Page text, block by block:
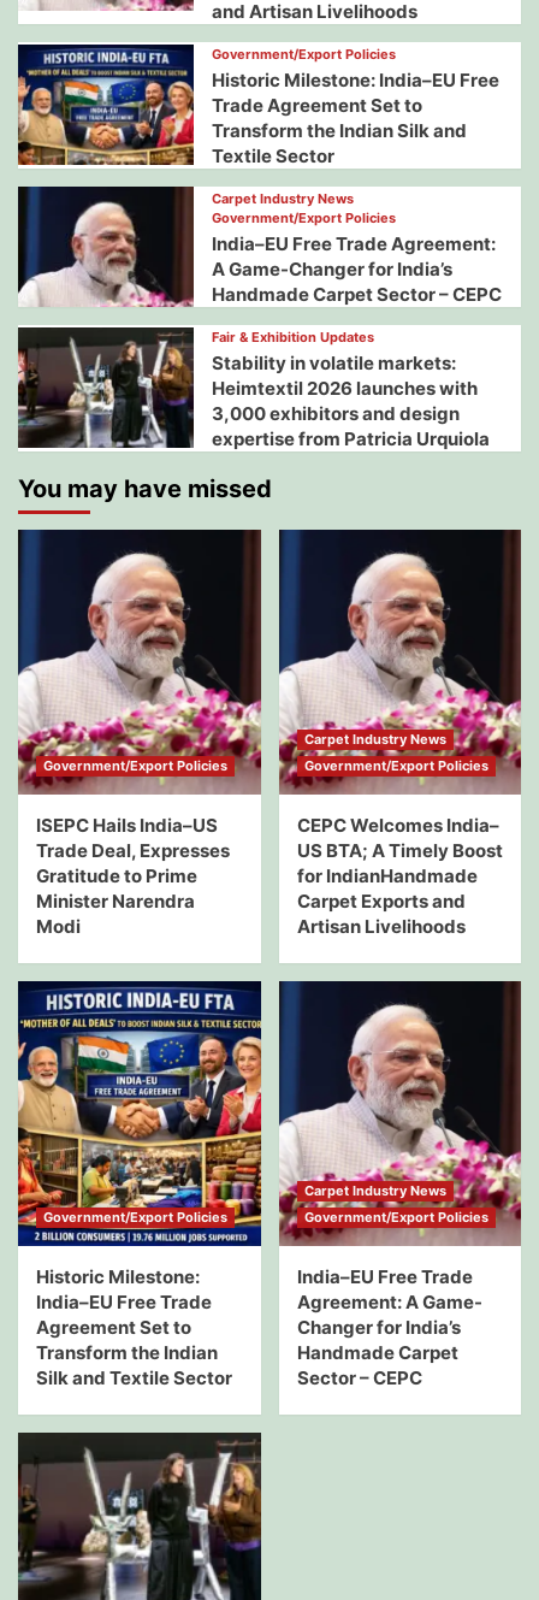
and Artisan Livelihoods
Government/Export Policies
Historic Milestone: India–EU Free
Trade Agreement Set to
Transform the Indian Silk and
Textile Sector
Carpet Industry News
Government/Export Policies
India–EU Free Trade Agreement:
A Game-Changer for India’s
Handmade Carpet Sector – CEPC
Fair & Exhibition Updates
Stability in volatile markets:
Heimtextil 2026 launches with
3,000 exhibitors and design
expertise from Patricia Urquiola
You may have missed
Government/Export Policies
ISEPC Hails India–US
Trade Deal, Expresses
Gratitude to Prime
Minister Narendra
Modi
Carpet Industry News
Government/Export Policies
CEPC Welcomes India–
US BTA; A Timely Boost
for IndianHandmade
Carpet Exports and
Artisan Livelihoods
Government/Export Policies
Historic Milestone:
India–EU Free Trade
Agreement Set to
Transform the Indian
Silk and Textile Sector
Carpet Industry News
Government/Export Policies
India–EU Free Trade
Agreement: A Game-
Changer for India’s
Handmade Carpet
Sector – CEPC